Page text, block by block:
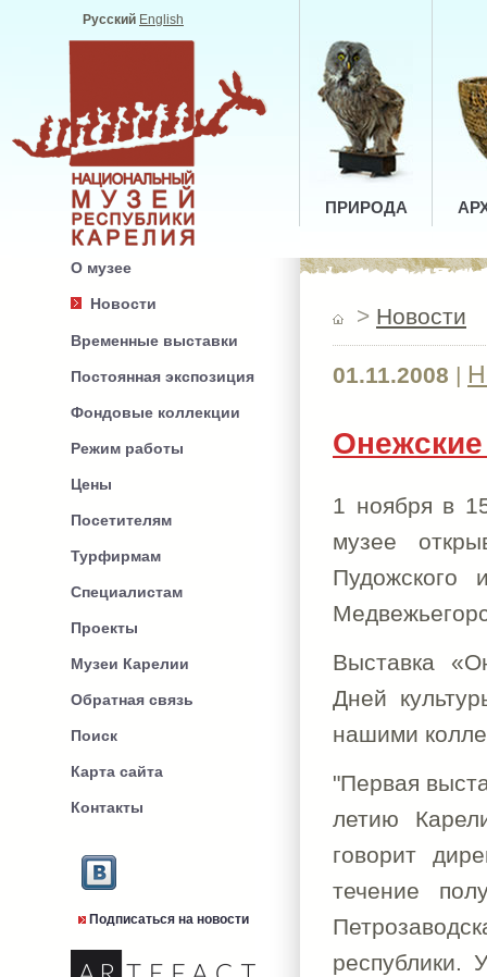
Русский English
ПРИРОДА
О музее
Новости
Временные выставки
Постоянная экспозиция
Фондовые коллекции
Режим работы
Цены
Посетителям
Турфирмам
Специалистам
Проекты
Музеи Карелии
Обратная связь
Поиск
Карта сайта
Контакты
Подписаться на новости
> Новости
01.11.2008 |
1 ноября в
музее
Пудожского
Выставка
Дней
нашими
"Первая
летию
говорит
течение
республики.